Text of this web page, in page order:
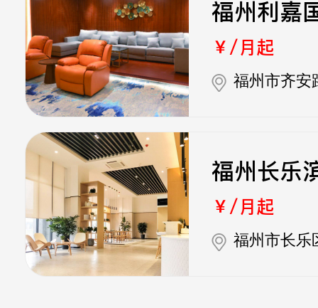
福州利嘉
￥/月起
福州市齐安
福州长乐
￥/月起
福州市长乐